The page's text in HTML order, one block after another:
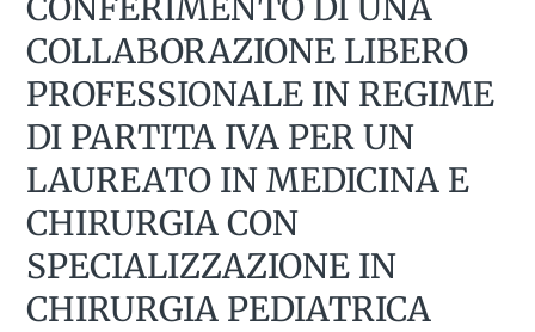
COLLABORAZIONE LIBERO
PROFESSIONALE IN REGIME
DI PARTITA IVA PER UN
LAUREATO IN MEDICINA E
CHIRURGIA CON
SPECIALIZZAZIONE IN
CHIRURGIA PEDIATRICA